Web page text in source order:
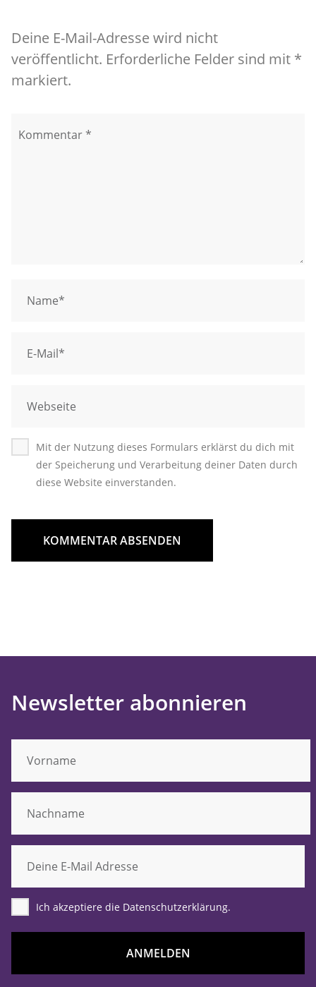
Deine E-Mail-Adresse wird nicht
veröffentlicht. Erforderliche Felder sind mit *
markiert.
Mit der Nutzung dieses Formulars erklärst du dich mit
der Speicherung und Verarbeitung deiner Daten durch
diese Website einverstanden.
KOMMENTAR ABSENDEN
Newsletter abonnieren
Ich akzeptiere die Datenschutzerklärung.
ANMELDEN